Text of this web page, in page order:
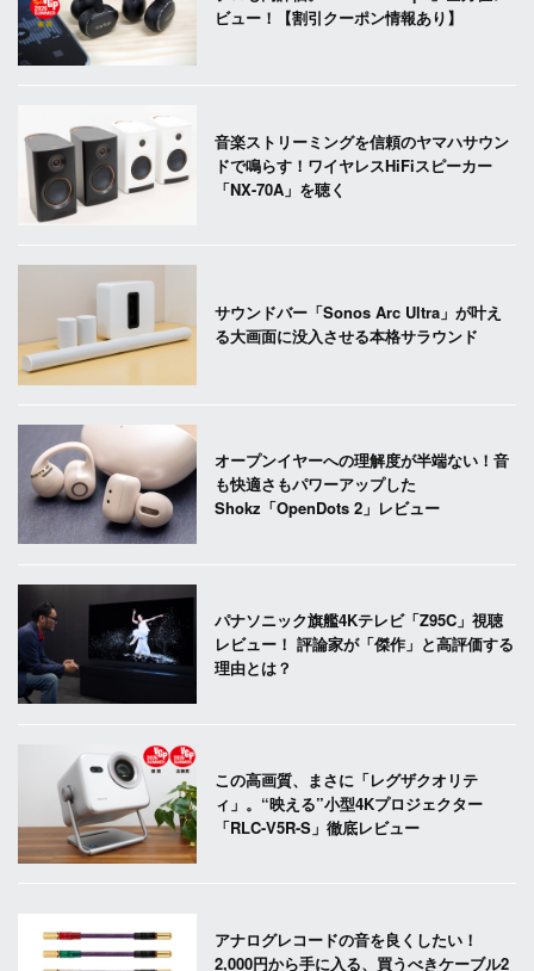
ビュー！【割引クーポン情報あり】
音楽ストリーミングを信頼のヤマハサウン
ドで鳴らす！ワイヤレスHiFiスピーカー
「NX-70A」を聴く
サウンドバー「Sonos Arc Ultra」が叶え
る大画面に没入させる本格サラウンド
オープンイヤーへの理解度が半端ない！音
も快適さもパワーアップした
Shokz「OpenDots 2」レビュー
パナソニック旗艦4Kテレビ「Z95C」視聴
レビュー！ 評論家が「傑作」と高評価する
理由とは？
この高画質、まさに「レグザクオリテ
ィ」。“映える”小型4Kプロジェクター
「RLC-V5R-S」徹底レビュー
アナログレコードの音を良くしたい！
2,000円から手に入る、買うべきケーブル2